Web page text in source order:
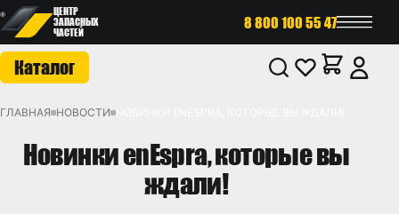
ЦЕНТР
ЗАПАСНЫХ
ЧАСТЕЙ
8 800 100 55 47
Каталог
ГЛАВНАЯ НОВОСТИ
Новинки enEspra, которые вы
ждали!